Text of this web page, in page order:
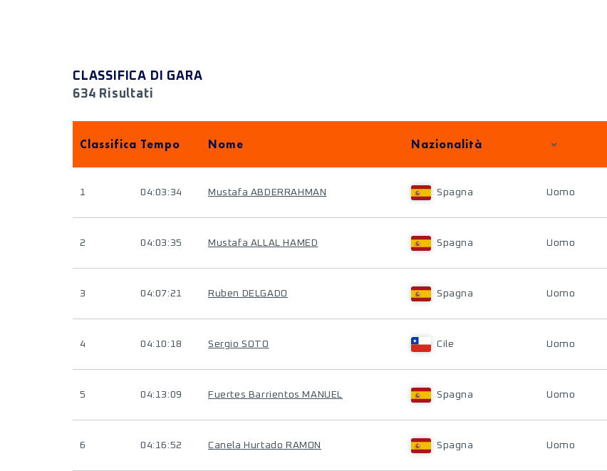
CLASSIFICA DI GARA
634 Risultati
Classifica Tempo Nome Nazionalità
1 04:03:34 Mustafa ABDERRAHMAN Spagna Uomo
2 04:03:35 Mustafa ALLAL HAMED Spagna Uomo
3 04:07:21 Ruben DELGADO Spagna Uomo
4 04:10:18 Sergio SOTO Cile Uomo
5 04:13:09 Fuertes Barrientos MANUEL Spagna Uomo
6 04:16:52 Canela Hurtado RAMON Spagna Uomo